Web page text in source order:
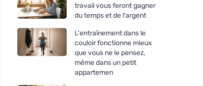
travail vous feront gagner
du temps et de l'argent
L'entraînement dans le
couloir fonctionne mieux
que vous ne le pensez,
même dans un petit
appartemen